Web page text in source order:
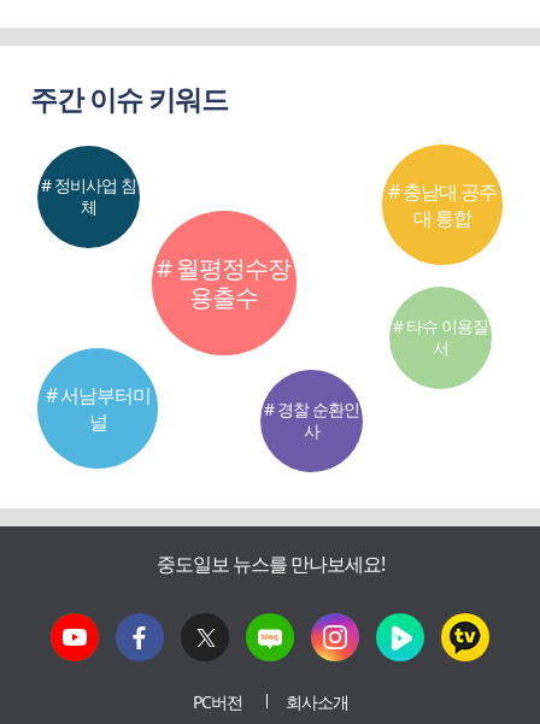
주간 이슈 키워드
# 월평정수장
용출수
# 서남부터미
널
# 충남대 공주
대 통합
# 정비사업 침
체
# 경찰 순환인
사
# 타슈 이용질
서
중도일보 뉴스를 만나보세요!
PC버전 회사소개